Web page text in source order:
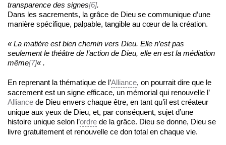
transparence des signes[6].
Dans les sacrements, la grâce de Dieu se communique d’une
manière spécifique, palpable, tangible au cœur de la création.
« La matière est bien chemin vers Dieu. Elle n’est pas
seulement le théâtre de l’action de Dieu, elle en est la médiation
même[7]« .
En reprenant la thématique de l’Alliance, on pourrait dire que le
sacrement est un signe efficace, un mémorial qui renouvelle l’
Alliance de Dieu envers chaque être, en tant qu’il est créateur
unique aux yeux de Dieu, et, par conséquent, sujet d’une
histoire unique selon l’ordre de la grâce. Dieu se donne, Dieu se
livre gratuitement et renouvelle ce don total en chaque vie.